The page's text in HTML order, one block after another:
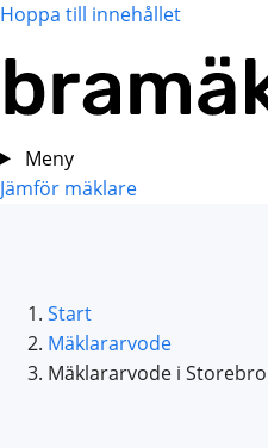
Hoppa till innehållet
Meny
Jämför mäklare
Start
Mäklararvode
Mäklararvode i Storebro